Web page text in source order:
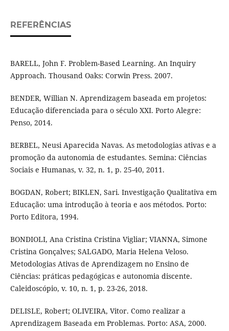
REFERÊNCIAS
BARELL, John F. Problem-Based Learning. An Inquiry
Approach. Thousand Oaks: Corwin Press. 2007.
BENDER, Willian N. Aprendizagem baseada em projetos:
Educação diferenciada para o século XXI. Porto Alegre:
Penso, 2014.
BERBEL, Neusi Aparecida Navas. As metodologias ativas e a
promoção da autonomia de estudantes. Semina: Ciências
Sociais e Humanas, v. 32, n. 1, p. 25-40, 2011.
BOGDAN, Robert; BIKLEN, Sari. Investigação Qualitativa em
Educação: uma introdução à teoria e aos métodos. Porto:
Porto Editora, 1994.
BONDIOLI, Ana Cristina Cristina Vigliar; VIANNA, Simone
Cristina Gonçalves; SALGADO, Maria Helena Veloso.
Metodologias Ativas de Aprendizagem no Ensino de
Ciências: práticas pedagógicas e autonomia discente.
Caleidoscópio, v. 10, n. 1, p. 23-26, 2018.
DELISLE, Robert; OLIVEIRA, Vitor. Como realizar a
Aprendizagem Baseada em Problemas. Porto: ASA, 2000.